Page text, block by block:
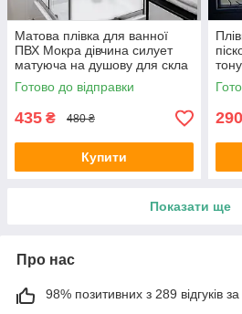
Матова плівка для ванної
ПВХ Мокра дівчина силует
матуюча на душову для скла
1000х1500 мм
Готово до відправки
435 ₴ 480 ₴
Купити
290
Показати ще
Про нас
98% позитивних з 289 відгуків за